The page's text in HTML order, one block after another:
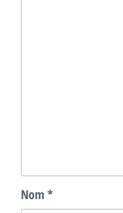
Nom *